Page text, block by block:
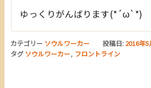
ゆっくりがんばります(*´ω`*)
投稿日: 2016年5
カテゴリー ソウルワーカー
タグ ソウルワーカー, フロントライン